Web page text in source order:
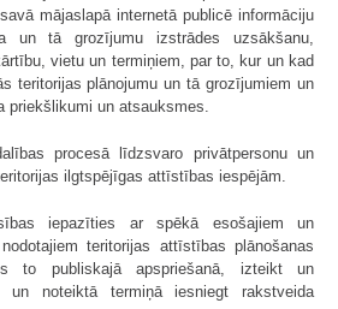
mājaslapā internetā publicē informāciju
un tā grozījumu izstrādes uzsākšanu,
vietu un termiņiem, par to, kur un kad
teritorijas plānojumu un tā grozījumiem un
priekšlikumi un atsauksmes.
procesā līdzsvaro privātpersonu un
ilgtspējīgas attīstības iespējām.
iepazīties ar spēkā esošajiem un
teritorijas attīstības plānošanas
to publiskajā apspriešanā, izteikt un
un noteiktā termiņā iesniegt rakstveida